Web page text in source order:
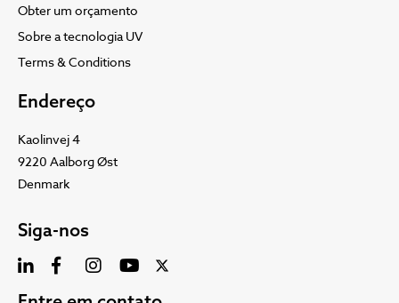
Obter um orçamento
Sobre a tecnologia UV
Terms & Conditions
Endereço
Kaolinvej 4
9220 Aalborg Øst
Denmark
Siga-nos